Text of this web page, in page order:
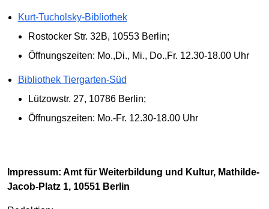
Kurt-Tucholsky-Bibliothek
Rostocker Str. 32B, 10553 Berlin;
Öffnungszeiten: Mo.,Di., Mi., Do.,Fr. 12.30-18.00 Uhr
Bibliothek Tiergarten-Süd
Lützowstr. 27, 10786 Berlin;
Öffnungszeiten: Mo.-Fr. 12.30-18.00 Uhr
Impressum: Amt für Weiterbildung und Kultur, Mathilde-
Jacob-Platz 1, 10551 Berlin